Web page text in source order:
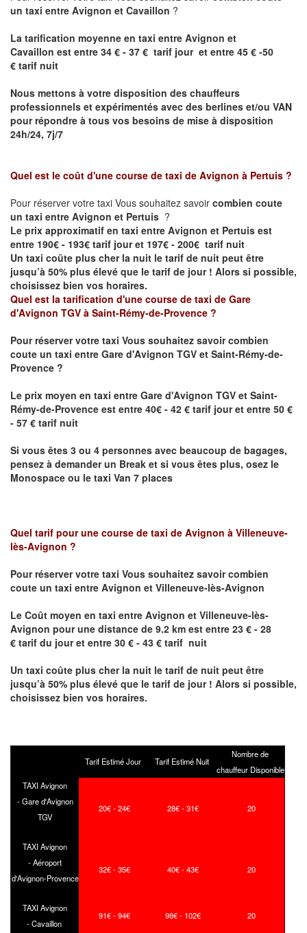
un taxi entre Avignon et Cavaillon ?
La tarification moyenne en taxi entre Avignon et
Cavaillon est entre 34 € - 37 € tarif jour et entre 45 € -50
€ tarif nuit
Nous mettons à votre disposition des chauffeurs
professionnels et expérimentés avec des berlines et/ou VAN
pour répondre à tous vos besoins de mise à disposition
24h/24, 7j/7
Quel est le coût d'une course de taxi de Avignon à Pertuis ?
Pour réserver votre taxi Vous souhaitez savoir combien coute
un taxi entre Avignon et Pertuis ?
Le prix approximatif en taxi entre Avignon et Pertuis est
entre 190€ - 193€ tarif jour et 197€ - 200€ tarif nuit
Un taxi coûte plus cher la nuit le tarif de nuit peut être
jusqu’à 50% plus élevé que le tarif de jour ! Alors si possible,
choisissez bien vos horaires.
Quel est la tarification d'une course de taxi de Gare
d'Avignon TGV à Saint-Rémy-de-Provence ?
Pour réserver votre taxi Vous souhaitez savoircombien
coute un taxi entre Gare d'Avignon TGV et Saint-Rémy-de-
Provence ?
Le prix moyen en taxi entre Gare d'Avignon TGV et Saint-
Rémy-de-Provence est entre 40€ - 42 € tarif jour et entre 50 €
- 57 € tarif nuit
Si vous êtes 3 ou 4 personnes avec beaucoup de bagages,
pensez à demander un Break et si vous êtes plus, osez le
Monospace ou le taxi Van 7 places
Quel tarif pour une course de taxi de Avignon à Villeneuve-
lès-Avignon ?
Pour réserver votre taxi Vous souhaitez savoircombien
coute un taxi entre Avignon et Villeneuve-lès-Avignon
Le Coût moyen en taxi entre Avignon et Villeneuve-lès-
Avignon pour une distance de 9.2 km est entre 23 € - 28
€ tarif du jour et entre 30 € - 43 € tarif nuit
Un taxi coûte plus cher la nuit le tarif de nuit peut être
jusqu’à 50% plus élevé que le tarif de jour ! Alors si possible,
choisissez bien vos horaires.
Tarif Estimé Jour Tarif Estimé Nuit
Nombre de
chauffeur Disponible
TAXI Avignon
- Gare d'Avignon
TGV
20€ - 24€ 28€ - 31€ 20
TAXI Avignon
- Aéroport
d'Avignon-Provence
32€ - 35€ 40€ - 43€ 20
TAXI Avignon
- Cavaillon
91€ - 94€ 98€ - 102€ 20